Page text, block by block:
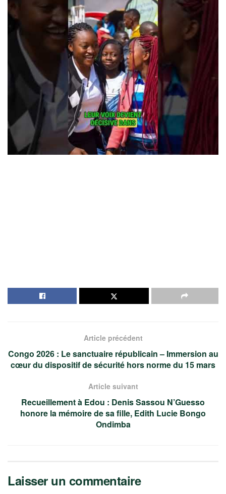
Article précédent
Congo 2026 : Le sanctuaire républicain – Immersion au
cœur du dispositif de sécurité hors norme du 15 mars
Article suivant
Recueillement à Edou : Denis Sassou N’Guesso
honore la mémoire de sa fille, Edith Lucie Bongo
Ondimba
Laisser un commentaire